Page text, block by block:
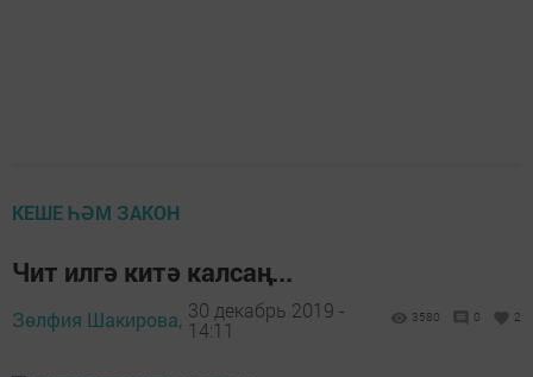
КЕШЕ ҺӘМ ЗАКОН
Чит илгә китә калсаң...
Зөлфия Шакирова, 30 декабрь 2019 -
14:11
3580 0 2